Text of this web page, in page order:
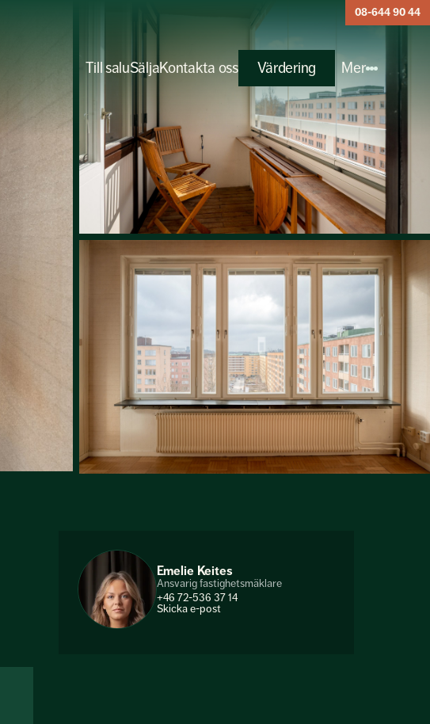
Till saluSäljaKontakta oss Värdering Mer
08-644 90 44
Emelie Keites
Ansvarig fastighetsmäklare
+46 72-536 37 14
Skicka e-post